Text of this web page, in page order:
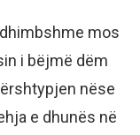
mos
i bëjmë dëm
nëse
e dhunës në